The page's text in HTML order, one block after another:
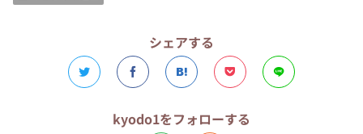
シェアする
kyodo1をフォローする